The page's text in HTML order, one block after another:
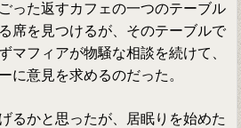
った返すカフェの一つのテーブル
席を見つけるが、そのテーブルで
マフィアが物騒な相談を続けて、
に意見を求めるのだった。
るかと思ったが、居眠りを始めた